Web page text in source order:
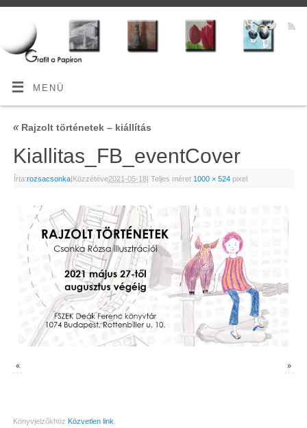
MENÜ
«Rajzolt történetek – kiállítás
Kiallitas_FB_eventCover
Írta:rozsacsonka|Közzétéve2021-05-18| Teljes méret 1000 × 524pixel
« »
Könyvjelzőkhöz Közvetlen link